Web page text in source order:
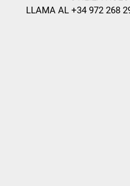
LLAMA AL +34 972 268